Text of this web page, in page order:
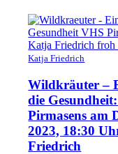
Katja Friedrich
Wildkräuter –
die
Pirmasens am
2023, 18:30
Friedrich